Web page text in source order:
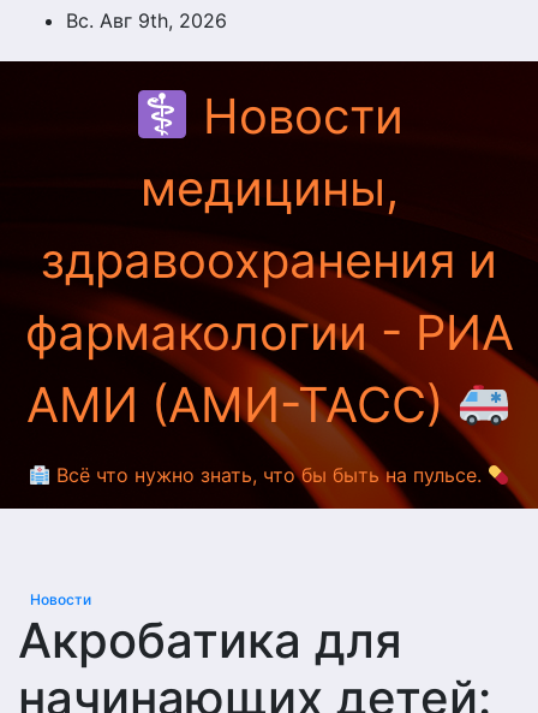
ПерейтиВс. Авг 9th, 2026
Новости
медицины,
здравоохранения и
фармакологии - РИА
АМИ (АМИ-ТАСС)
Всё что нужно знать, что бы быть на пульсе.
Новости
Акробатика для
начинающих детей: